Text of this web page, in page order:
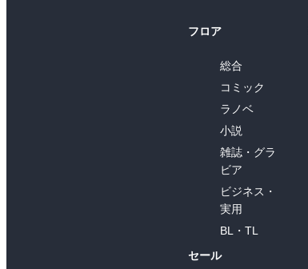
フロア
総合
コミック
ラノベ
小説
雑誌・グラ
ビア
ビジネス・
実用
BL・TL
セール